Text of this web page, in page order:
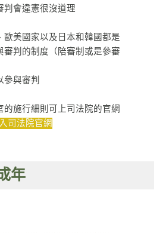
判會違憲很沒道理
歐美國家以及日本和韓國都是
審判的制度（陪審制或是參審
參與審判
的施行細則可上司法院的官網
司法院官網
年